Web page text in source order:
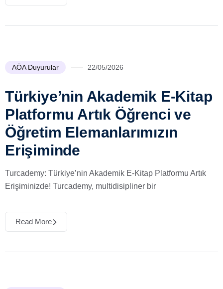
AÖA Duyurular 22/05/2026
Türkiye’nin Akademik E-Kitap
Platformu Artık Öğrenci ve
Öğretim Elemanlarımızın
Erişiminde
Turcademy: Türkiye’nin Akademik E-Kitap Platformu Artık
Erişiminizde! Turcademy, multidisipliner bir
Read More